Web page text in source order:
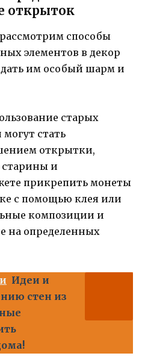
открыток
способы
элементов в декор
им особый шарм и
старых
стать
открытки,
старины и
прикрепить монеты
с помощью клея или
композиции и
на определенных
Идеи и
стен из